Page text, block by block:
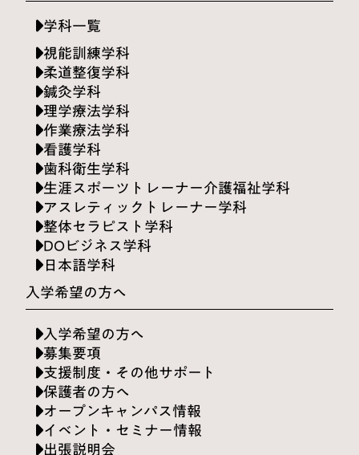
学科一覧
視能訓練学科
柔道整復学科
鍼灸学科
理学療法学科
作業療法学科
看護学科
歯科衛生学科
生涯スポーツトレーナー介護福祉学科
アスレティックトレーナー学科
整体セラピスト学科
DOビジネス学科
日本語学科
入学希望の方へ
入学希望の方へ
募集要項
支援制度・その他サポート
保護者の方へ
オープンキャンパス情報
イベント・セミナー情報